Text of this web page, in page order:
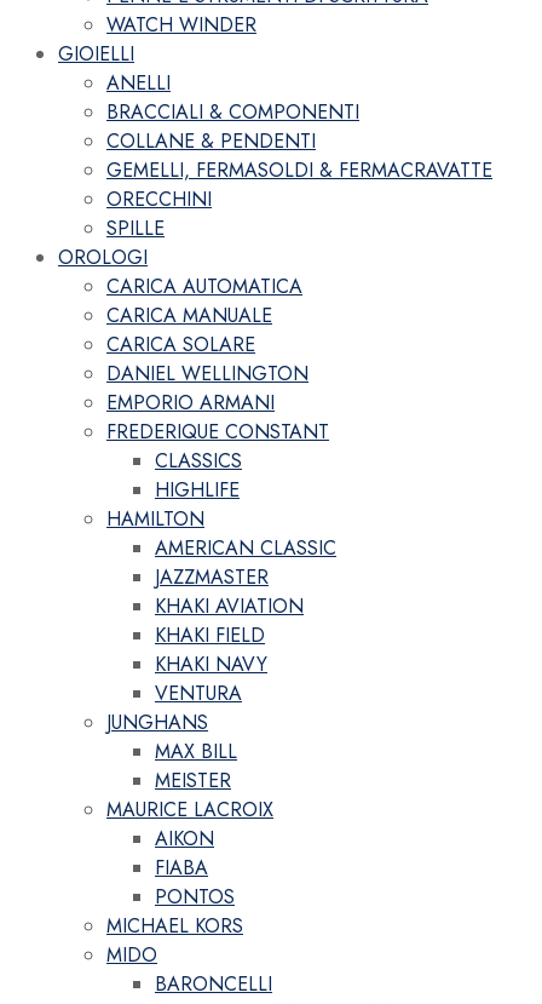
WATCH WINDER
GIOIELLI
ANELLI
BRACCIALI & COMPONENTI
COLLANE & PENDENTI
GEMELLI, FERMASOLDI & FERMACRAVATTE
ORECCHINI
SPILLE
OROLOGI
CARICA AUTOMATICA
CARICA MANUALE
CARICA SOLARE
DANIEL WELLINGTON
EMPORIO ARMANI
FREDERIQUE CONSTANT
CLASSICS
HIGHLIFE
HAMILTON
AMERICAN CLASSIC
JAZZMASTER
KHAKI AVIATION
KHAKI FIELD
KHAKI NAVY
VENTURA
JUNGHANS
MAX BILL
MEISTER
MAURICE LACROIX
AIKON
FIABA
PONTOS
MICHAEL KORS
MIDO
BARONCELLI